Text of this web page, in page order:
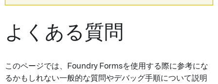
よくある質問
このページでは、Foundry Formsを使用する際に参考にな
るかもしれない一般的な質問やデバッグ手順について説明